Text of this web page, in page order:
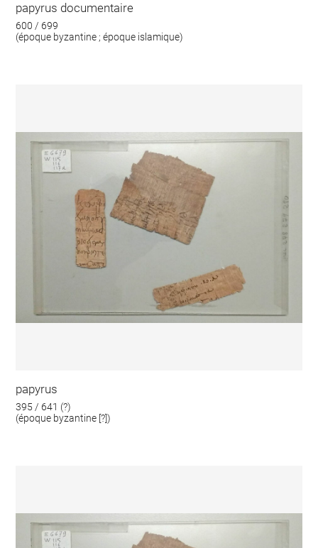
papyrus documentaire
600 / 699
(époque byzantine ; époque islamique)
papyrus
395 / 641 (?)
(époque byzantine [?])